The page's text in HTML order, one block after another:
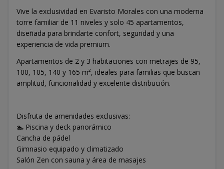
Vive la exclusividad en Evaristo Morales con una moderna
torre familiar de 11 niveles y solo 45 apartamentos,
diseñada para brindarte confort, seguridad y una
experiencia de vida premium.
Apartamentos de 2 y 3 habitaciones con metrajes de 95,
100, 105, 140 y 165 m², ideales para familias que buscan
amplitud, funcionalidad y excelente distribución.
Disfruta de amenidades exclusivas:
🏊 Piscina y deck panorámico
Cancha de pádel
Gimnasio equipado y climatizado
Salón Zen con sauna y área de masajes